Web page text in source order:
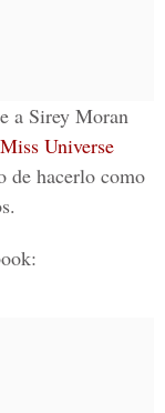
a Sirey Moran
Universe
de hacerlo como